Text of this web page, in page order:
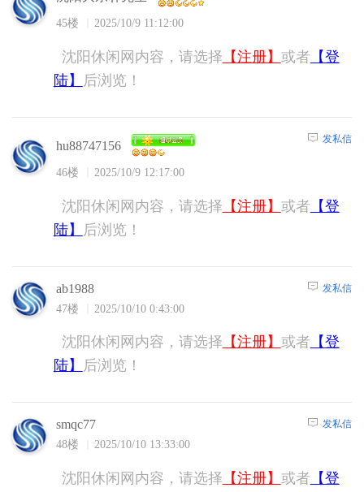
45楼 2025/10/9 11:12:00
沈阳休闲网内容，请选择 【注册】 或者 【登
陆】
后浏览！
hu88747156
46楼 2025/10/9 12:17:00
发私信
沈阳休闲网内容，请选择 【注册】 或者 【登
陆】
后浏览！
ab1988 发私信
沈阳休闲网内容，请选择
smqc77
48楼 2025/10/10 13:33:00